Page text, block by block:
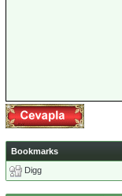
Bookmarks
Digg